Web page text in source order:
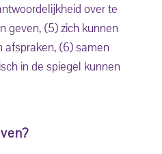
over te
geven, (5) zich kunnen
afspraken, (6) samen
in de spiegel kunnen